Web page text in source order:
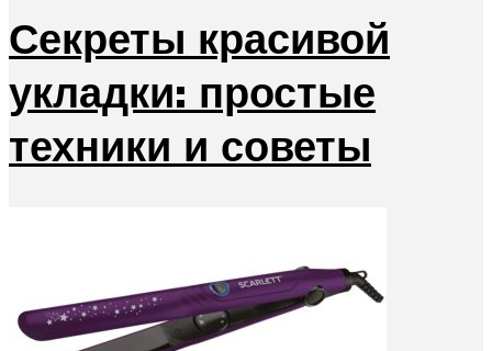
Секреты красивой
укладки: простые
техники и советы